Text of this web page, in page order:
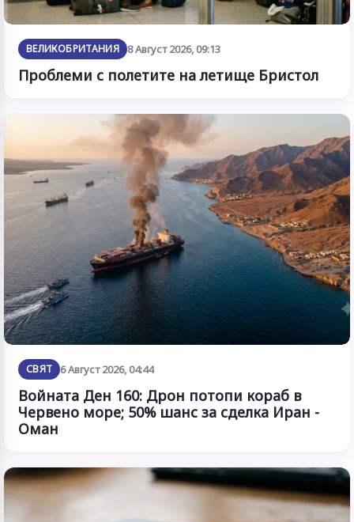
ВЕЛИКОБРИТАНИЯ 8 Август 2026, 09:13
Проблеми с полетите на летище Бристол
СВЯТ 6 Август 2026, 04:44
Войната Ден 160: Дрон потопи кораб в
Червено море; 50% шанс за сделка Иран -
Оман